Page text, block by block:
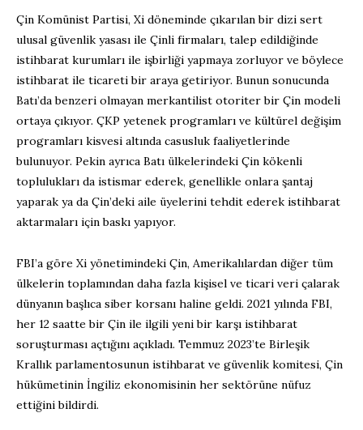
Çin Komünist Partisi, Xi döneminde çıkarılan bir dizi sert
ulusal güvenlik yasası ile Çinli firmaları, talep edildiğinde
istihbarat kurumları ile işbirliği yapmaya zorluyor ve böylece
istihbarat ile ticareti bir araya getiriyor. Bunun sonucunda
Batı’da benzeri olmayan merkantilist otoriter bir Çin modeli
ortaya çıkıyor. ÇKP yetenek programları ve kültürel değişim
programları kisvesi altında casusluk faaliyetlerinde
bulunuyor. Pekin ayrıca Batı ülkelerindeki Çin kökenli
toplulukları da istismar ederek, genellikle onlara şantaj
yaparak ya da Çin’deki aile üyelerini tehdit ederek istihbarat
aktarmaları için baskı yapıyor.
FBI’a göre Xi yönetimindeki Çin, Amerikalılardan diğer tüm
ülkelerin toplamından daha fazla kişisel ve ticari veri çalarak
dünyanın başlıca siber korsanı haline geldi. 2021 yılında FBI,
her 12 saatte bir Çin ile ilgili yeni bir karşı istihbarat
soruşturması açtığını açıkladı. Temmuz 2023’te Birleşik
Krallık parlamentosunun istihbarat ve güvenlik komitesi, Çin
hükümetinin İngiliz ekonomisinin her sektörüne nüfuz
ettiğini bildirdi.